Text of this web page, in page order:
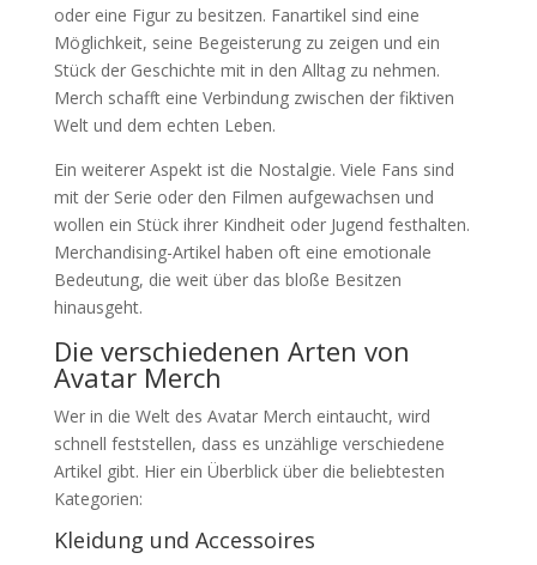
oder eine Figur zu besitzen. Fanartikel sind eine
Möglichkeit, seine Begeisterung zu zeigen und ein
Stück der Geschichte mit in den Alltag zu nehmen.
Merch schafft eine Verbindung zwischen der fiktiven
Welt und dem echten Leben.
Ein weiterer Aspekt ist die Nostalgie. Viele Fans sind
mit der Serie oder den Filmen aufgewachsen und
wollen ein Stück ihrer Kindheit oder Jugend festhalten.
Merchandising-Artikel haben oft eine emotionale
Bedeutung, die weit über das bloße Besitzen
hinausgeht.
Die verschiedenen Arten von
Avatar Merch
Wer in die Welt des Avatar Merch eintaucht, wird
schnell feststellen, dass es unzählige verschiedene
Artikel gibt. Hier ein Überblick über die beliebtesten
Kategorien:
Kleidung und Accessoires